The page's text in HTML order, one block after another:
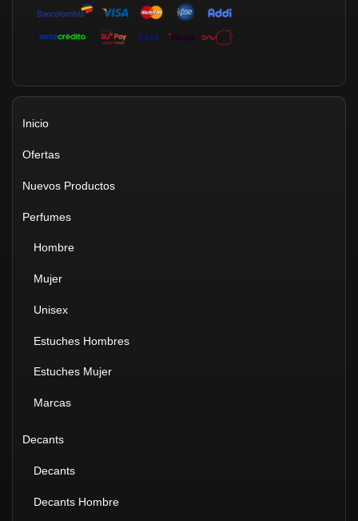
Inicio
Ofertas
Nuevos Productos
Perfumes
Hombre
Mujer
Unisex
Estuches Hombres
Estuches Mujer
Marcas
Decants
Decants
Decants Hombre